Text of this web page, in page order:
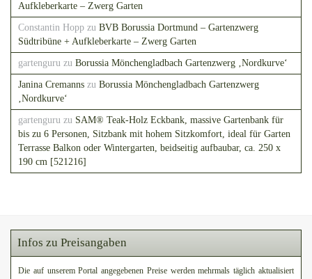
Aufkleberkarte – Zwerg Garten
Constantin Hopp zu BVB Borussia Dortmund – Gartenzwerg
Südtribüne + Aufkleberkarte – Zwerg Garten
gartenguru zu Borussia Mönchengladbach Gartenzwerg ‚Nordkurve‘
Janina Cremanns zu Borussia Mönchengladbach Gartenzwerg
‚Nordkurve‘
gartenguru zu SAM® Teak-Holz Eckbank, massive Gartenbank für
bis zu 6 Personen, Sitzbank mit hohem Sitzkomfort, ideal für Garten
Terrasse Balkon oder Wintergarten, beidseitig aufbaubar, ca. 250 x
190 cm [521216]
Infos zu Preisangaben
Die auf unserem Portal angegebenen Preise werden mehrmals täglich aktualisiert